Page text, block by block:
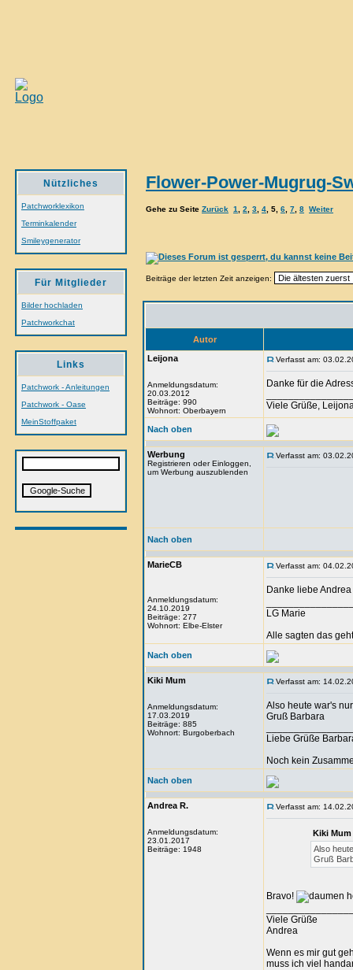
Nützliches
Patchworklexikon
Terminkalender
Smileygenerator
Für Mitglieder
Bilder hochladen
Patchworkchat
Links
Patchwork - Anleitungen
Patchwork - Oase
MeinStoffpaket
Flower-Power-Mugrug-
Gehe zu Seite Zurück 1 2 3 4 5 6 7 8 Weiter
Beiträge der letzten Zeit anzeigen:
Autor
Leijona
Anmeldungsdatum:
20.03.2012
Beiträge: 990
Wohnort: Oberbayern
Verfasst am:
Danke für die
Viele Grüße,
Nach oben
Werbung
Registrieren oder Einloggen,
um Werbung auszublenden
Verfasst am:
Nach oben
MarieCB
Anmeldungsdatum:
24.10.2019
Beiträge: 277
Wohnort: Elbe-Elster
Verfasst am:
Danke liebe
LG Marie
Alle sagten das
Nach oben
Kiki Mum
Anmeldungsdatum:
17.03.2019
Beiträge: 885
Wohnort: Burgoberbach
Verfasst am:
Also heute war's
Gruß Barbara
Liebe Grüße
Noch kein
Nach oben
Andrea R.
Anmeldungsdatum:
23.01.2017
Beiträge: 1948
Verfasst am:
Kiki
Also
Gruß
Bravo!
Viele Grüße
Andrea
Wenn es mir gut
muss ich viel